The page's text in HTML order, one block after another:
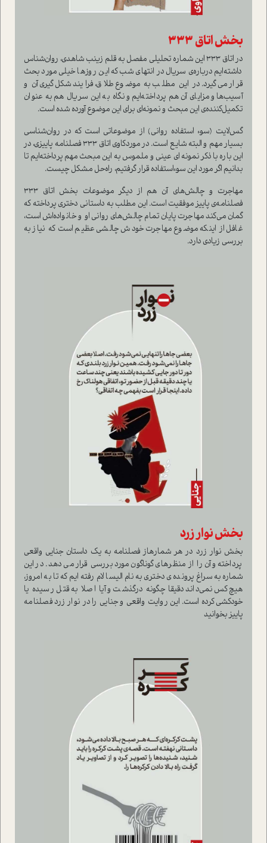
بخش اتاق 333
در اتاق 333 این شماره تحلیلی مفصل به قلم زینب شاهدی، روان‌شناس
داشته‌ایم درباره‌ی سریال در انتهای شب که این روزها خیلی مورد بحث
قرار می‌گیرد. در این مطلب به موضوع طلاق، فرایند شکل‌گیری آن و
آسیب‌ها و مزایای آن هم پرداخته‌ایم و نگاه به این سریال هم به عنوان
تکمیل‌کننده‌ی این مبحث و نمونه‌ای برای این موضوع آورده شده است.
گس‌لایت (سوء استفاده روانی) از موضوعاتی است که در روان‌شناسی
بسیار مهم و البته شایع است. در موردکاوی اتاق 333 فصلنامه پاییزی، در
این باره با ذکر نمونه ای عینی و ملموس به این مبحث مهم پرداخته‌ایم تا
بدانیم اگر مورد این سوء‌استفاده قرار گرفتیم، راه‌حل مشکل چیست.
مهاجرت و چالش‌های آن هم از دیگر موضوعات بخش اتاق 333
فصلنامه‌ی پاییز موفقیت است. این مطلب به داستانی دختری پرداخته که
گمان می‌کند مهاجرت پایان تمام چالش‌های روانی او و خانواده‌اش است،
غافل از اینکه موضوع مهاجرت خودش چالشی عظیم است که نیاز به
بررسی زیادی دارد.
بخش نوار زرد
بخش نوار زرد در هر شمارهاز فصلنامه به یک داستان جنایی واقعی
پرداخته و آن را از منظرهای گوناگون مورد بررسی قرار می دهد. در این
شماره به سراغ پرونده ی دختری به نام الیسا لام رفته ایم که تا به امروز،
هیچ‌کس نمی‌داند دقیقا چگونه درگذشت و آیا اصلا به قتل رسیده یا
خودکشی کرده است. این روایت واقعی و جنایی را در نوار زرد فصلنامه
پاییز بخوانید